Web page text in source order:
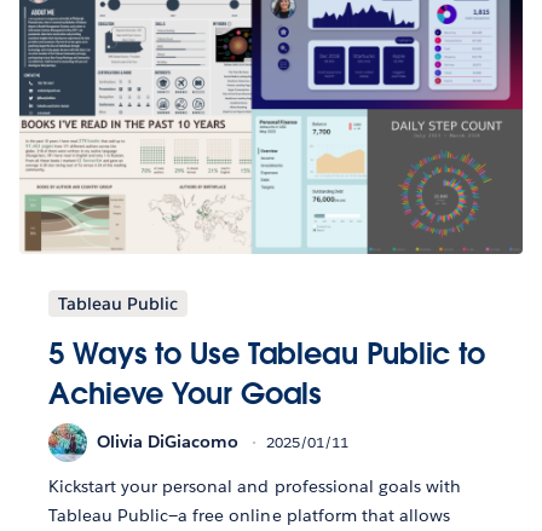
Tableau Public
5 Ways to Use Tableau Public to
Achieve Your Goals
Olivia DiGiacomo 2025/01/11
Kickstart your personal and professional goals with
Tableau Public—a free online platform that allows